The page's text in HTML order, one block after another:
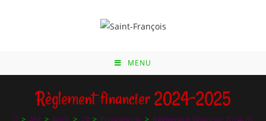
MENU
Règlement financier 2024-2025